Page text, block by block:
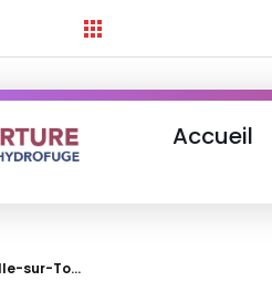
Accueil
sur-To...